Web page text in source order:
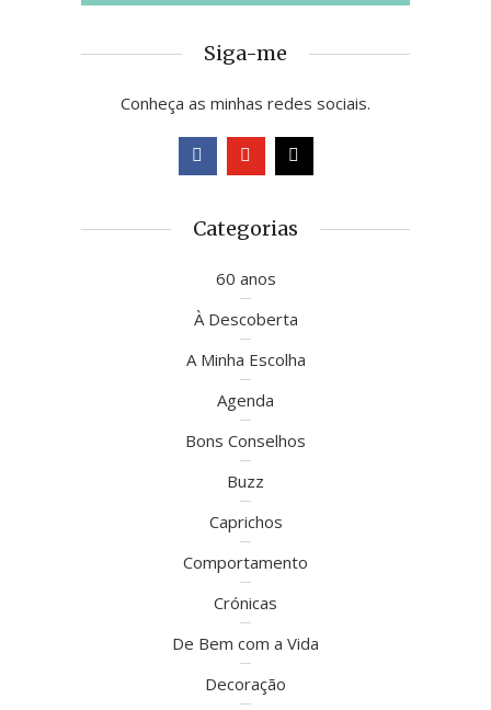
Siga-me
Conheça as minhas redes sociais.
Categorias
60 anos
À Descoberta
A Minha Escolha
Agenda
Bons Conselhos
Buzz
Caprichos
Comportamento
Crónicas
De Bem com a Vida
Decoração